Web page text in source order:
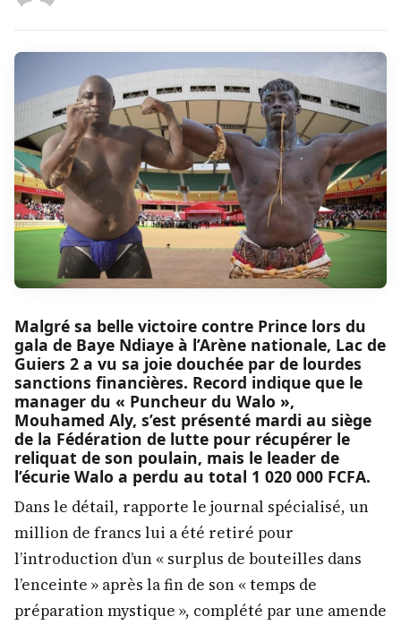
Malgré sa belle victoire contre Prince lors du
gala de Baye Ndiaye à l’Arène nationale, Lac de
Guiers 2 a vu sa joie douchée par de lourdes
sanctions financières. Record indique que le
manager du « Puncheur du Walo »,
Mouhamed Aly, s’est présenté mardi au siège
de la Fédération de lutte pour récupérer le
reliquat de son poulain, mais le leader de
l’écurie Walo a perdu au total 1 020 000 FCFA.
Dans le détail, rapporte le journal spécialisé, un
million de francs lui a été retiré pour
l’introduction d’un « surplus de bouteilles dans
l’enceinte » après la fin de son « temps de
préparation mystique », complété par une amende